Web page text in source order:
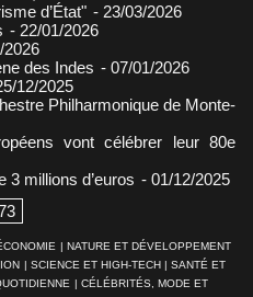
d’État" - 23/03/2026
- 22/01/2026
2026
des Indes - 07/01/2026
12/2025
Philharmonique de Monte-
vont célébrer leur 80e
3 millions d’euros - 01/12/2025
| NATURE ET DÉVELOPPEMENT
| SCIENCE ET HIGH-TECH | SANTÉ ET
| CÉLÉBRITÉS, MODE ET